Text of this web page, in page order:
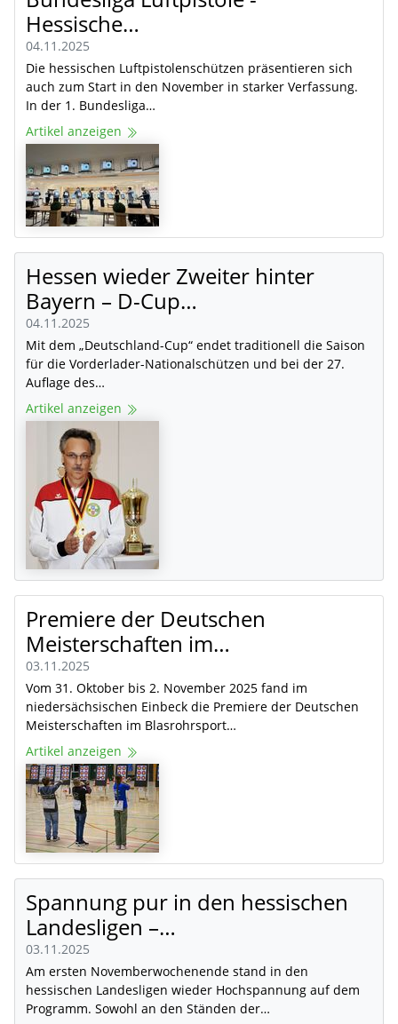
Hessische…
04.11.2025
Die hessischen Luftpistolenschützen präsentieren sich
auch zum Start in den November in starker Verfassung.
In der 1. Bundesliga…
Artikel anzeigen
Hessen wieder Zweiter hinter
Bayern – D-Cup…
04.11.2025
Mit dem „Deutschland-Cup“ endet traditionell die Saison
für die Vorderlader-Nationalschützen und bei der 27.
Auflage des…
Artikel anzeigen
Premiere der Deutschen
Meisterschaften im…
03.11.2025
Vom 31. Oktober bis 2. November 2025 fand im
niedersächsischen Einbeck die Premiere der Deutschen
Meisterschaften im Blasrohrsport…
Artikel anzeigen
Spannung pur in den hessischen
Landesligen –…
03.11.2025
Am ersten Novemberwochenende stand in den
hessischen Landesligen wieder Hochspannung auf dem
Programm. Sowohl an den Ständen der…